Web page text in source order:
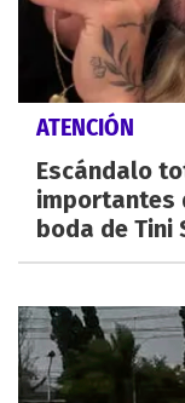
ATENCIÓN
Escándalo
importantes
boda de Tini